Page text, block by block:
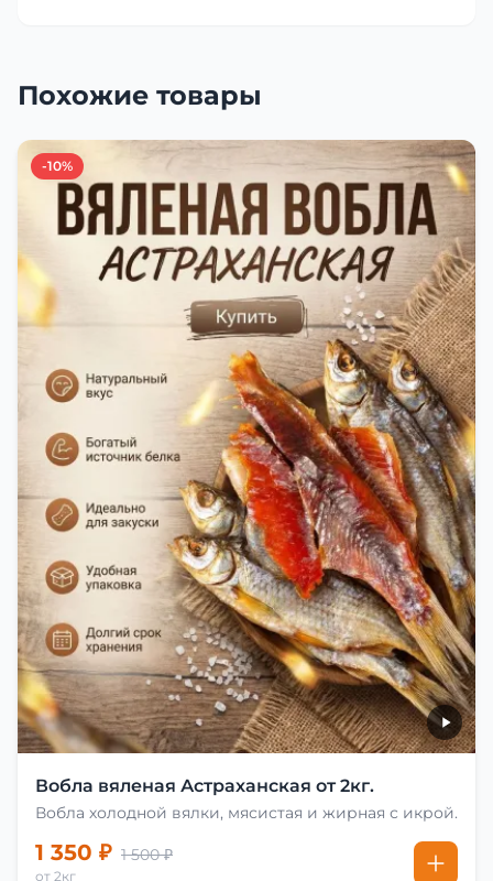
Похожие товары
-10%
Вобла вяленая Астраханская от 2кг.
Вобла холодной вялки, мясистая и жирная с икрой.
1 350 ₽ 1 500 ₽
от 2кг